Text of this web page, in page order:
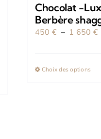
Chocolat -
Berbère
450 € – 1 650 €
Choix des options